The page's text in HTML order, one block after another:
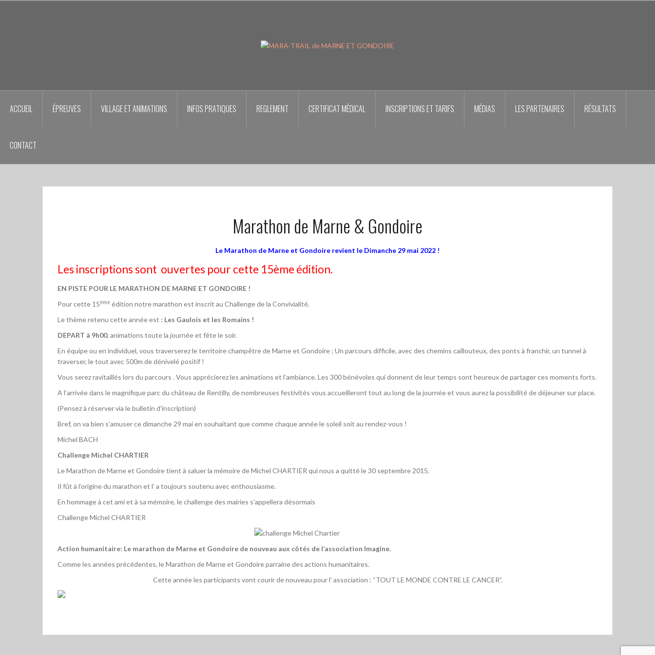
ACCUEIL ÉPREUVES VILLAGE ET ANIMATIONS INFOS PRATIQUES REGLEMENT CERTIFICAT MÉDICAL INSCRIPTIONS ET TARIFS MÉDIAS LES PARTENAIRES RÉSULTATS
CONTACT
Marathon de Marne & Gondoire
Le Marathon de Marne et Gondoire revient le Dimanche 29 mai 2022 !
Les inscriptions sont ouvertes pour cette 15ème édition.
EN PISTE POUR LE MARATHON DE MARNE ET GONDOIRE !
Pour cette 15ème édition notre marathon est inscrit au Challenge de la Convivialité.
Le thème retenu cette année est : Les Gaulois et les Romains !
DEPART à 9h00, animations toute la journée et fête le soir.
En équipe ou en individuel, vous traverserez le territoire champêtre de Marne et Gondoire ; Un parcours difficile, avec des chemins caillouteux, des ponts à franchir, un tunnel à
traverser, le tout avec 500m de dénivelé positif !
Vous serez ravitaillés lors du parcours . Vous apprécierez les animations et l’ambiance. Les 300 bénévoles qui donnent de leur temps sont heureux de partager ces moments forts.
A l’arrivée dans le magnifique parc du château de Rentilly, de nombreuses festivités vous accueilleront tout au long de la journée et vous aurez la possibilité de déjeuner sur place.
(Pensez à réserver via le bulletin d’inscription)
Bref, on va bien s’amuser ce dimanche 29 mai en souhaitant que comme chaque année le soleil soit au rendez-vous !
Michel BACH
Challenge Michel CHARTIER
Le Marathon de Marne et Gondoire tient à saluer la mémoire de Michel CHARTIER qui nous a quitté le 30 septembre 2015.
Il fût à l’origine du marathon et l’ a toujours soutenu avec enthousiasme.
En hommage à cet ami et à sa mémoire, le challenge des mairies s’appellera désormais
Challenge Michel CHARTIER
Action humanitaire: Le marathon de Marne et Gondoire de nouveau aux côtés de l’association Imagine.
Comme les années précédentes, le Marathon de Marne et Gondoire parraine des actions humanitaires.
Cette année les participants vont courir de nouveau pour l’ association : “TOUT LE MONDE CONTRE LE CANCER”.